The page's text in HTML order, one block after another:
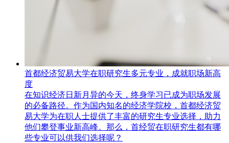
首都经济贸易大学在职研究生多元专业，成就职场新高
度
​在知识经济日新月异的今天，终身学习已成为职场发展
的必备路径。作为国内知名的经济学院校，首都经济贸
易大学为在职人士提供了丰富的研究生专业选择，助力
他们攀登事业新高峰。那么，首经贸在职研究生都有哪
些专业可以供我们选择呢？